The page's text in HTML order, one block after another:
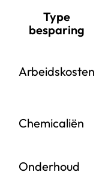
Type
besparing
Arbeidskosten
Chemicaliën
Onderhoud